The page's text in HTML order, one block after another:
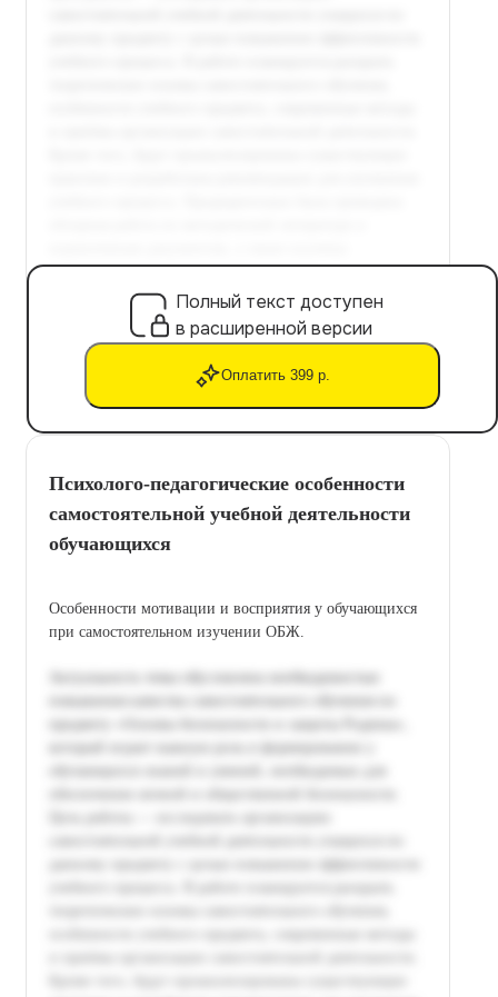
Полный текст доступен
в расширенной версии
Оплатить 399 р.
Психолого-педагогические особенности
самостоятельной учебной деятельности
обучающихся
Особенности мотивации и восприятия у обучающихся
при самостоятельном изучении ОБЖ.